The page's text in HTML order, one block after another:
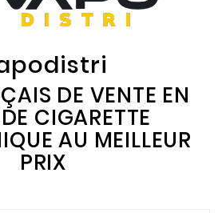
DE VENTE EN
CIGARETTE
AU MEILLEUR
PRIX